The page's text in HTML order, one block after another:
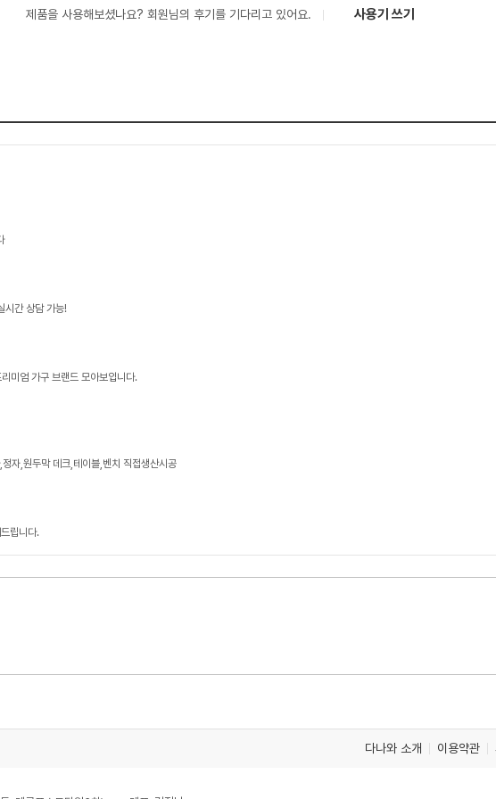
제품을 사용해보셨나요? 회원님의 후기를 기다리고 있어요. 사용기 쓰기
시간 상담 가능!
엄 가구 브랜드 모아보입니다.
자,원두막 데크,테이블,벤치 직접생산시공
립니다.
다나와 소개 이용약관